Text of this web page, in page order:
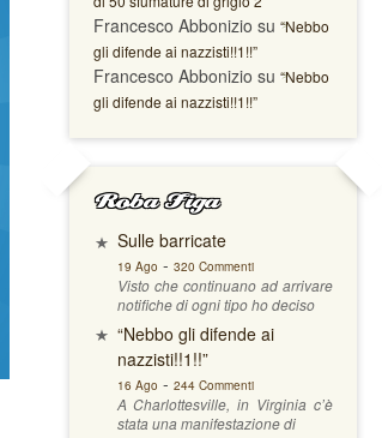
Francesco Abbonizio su “Nebbo
gli difende ai nazzisti!!1!!”
Francesco Abbonizio su “Nebbo
gli difende ai nazzisti!!1!!”
Roba Figa
Sulle barricate
19 Ago - 320 Commenti
Visto che continuano ad arrivare
notifiche di ogni tipo ho deciso
“Nebbo gli difende ai
nazzisti!!1!!”
16 Ago - 244 Commenti
A Charlottesville, in Virginia c’è
stata una manifestazione di